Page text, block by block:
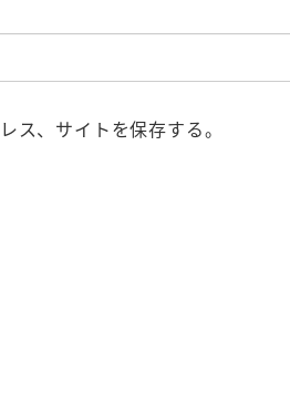
ス、サイトを保存する。